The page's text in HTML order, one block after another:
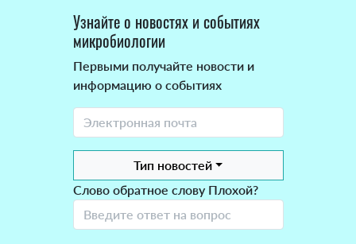
Узнайте о новостях и событиях
микробиологии
Первыми получайте новости и
информацию о событиях
Тип новостей
Слово обратное слову Плохой?